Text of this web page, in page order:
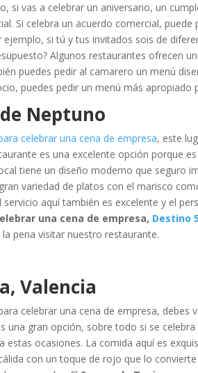
si vas a celebrar un aniversario, un
Si celebra un acuerdo comercial,
si tú y tus invitados sois de
Algunos restaurantes ofrecen
puedes pedir al camarero un menú
puedes pedir un menú más apropiado
Neptuno
celebrar una cena de empresa, este
es una excelente opción porque
tiene un diseño moderno que seguro
variedad de platos con el marisco
servicio aquí también es excelente y el
una cena de empresa, Destino
pena visitar nuestro restaurante.
Valencia
celebrar una cena de empresa, debes
una gran opción, sobre todo si se celebra
estas ocasiones. La comida aquí es
con un toque de rojo que lo